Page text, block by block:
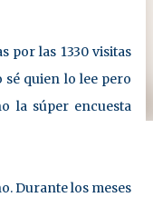
por las 1330 visitas
quien lo lee pero
la súper encuesta
Durante los meses